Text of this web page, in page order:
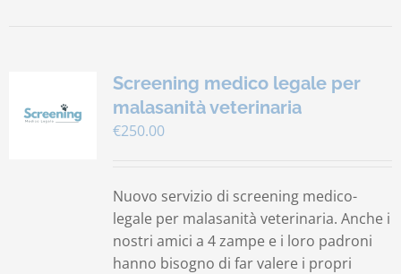
Screening medico legale per
malasanità veterinaria
€250.00
Nuovo servizio di screening medico-
legale per malasanità veterinaria. Anche i
nostri amici a 4 zampe e i loro padroni
hanno bisogno di far valere i propri